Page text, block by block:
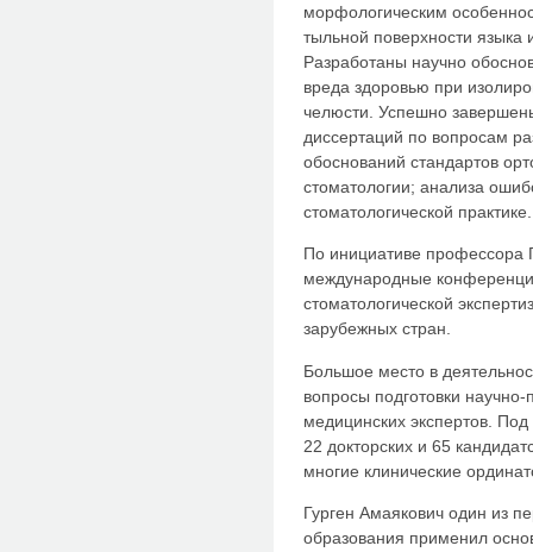
морфологическим
тыльной поверхности
Разработаны научно
вреда здоровью при
челюсти. Успешно
диссертаций по вопросам
обоснований стандартов
стоматологии; анализа
стоматологической практике.
По инициативе
международные
стоматологической
зарубежных стран.
Большое место в
вопросы подготовки научно-
медицинских экспертов.
22 докторских и 65
многие клинические
Гурген Амаякович один из
образования применил